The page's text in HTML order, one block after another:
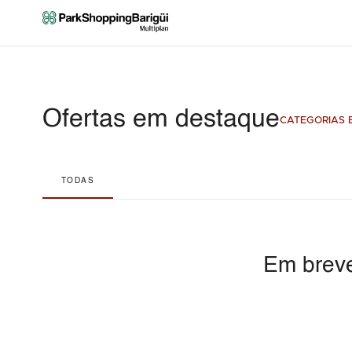
Ofertas em destaqueCATEGORIAS
TODAS
Em